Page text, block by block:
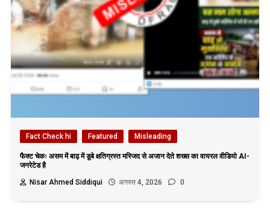
Fact Check hi Featured Misleading
फैक्ट चेकः असम में बाढ़ में डूबे क्षतिग्रस्त मस्जिद से अजान देते शख्स का वायरल वीडियो AI-
जनरेटेड है
Nisar Ahmed Siddiqui
अगस्त 4, 2026 0